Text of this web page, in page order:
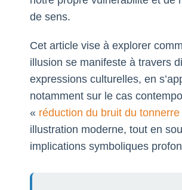
de sens.
Cet article vise à explorer
illusion se manifeste à travers
expressions culturelles, en
notamment sur le cas
« réduction du bruit du tonnerre
illustration moderne, tout en
implications symboliques